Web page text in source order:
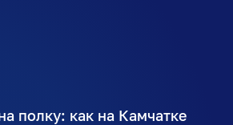
полку: как на Камчатке